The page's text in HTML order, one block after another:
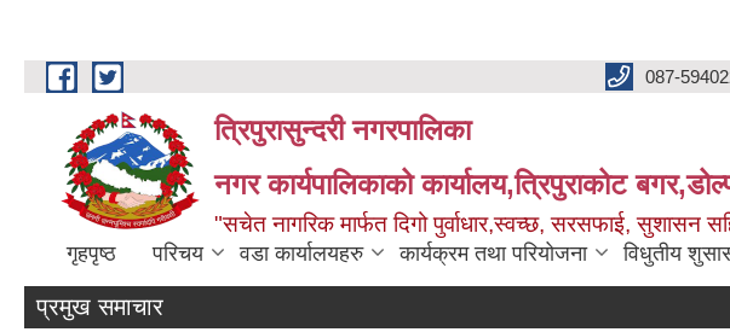
Skip to main content 087-
त्रिपुरासुन्दरी नगरपालिका
नगर कार्यपालिकाको कार्यालय,त्रिपुराकोट
"सचेत नागरिक मार्फत दिगो पुर्वाधार,स्वच्छ, सरसफाई, सुशासन
गृहपृष्ठ परिचय वडा कार्यालयहरु कार्यक्रम तथा परियोजना विधुतीय
प्रमुख समाचार